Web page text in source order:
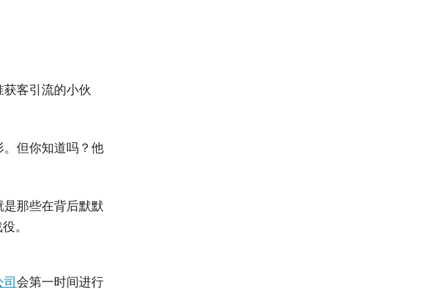
客引流的小伙
。但你知道吗？他
是那些在背后默默
。
会第一时间进行